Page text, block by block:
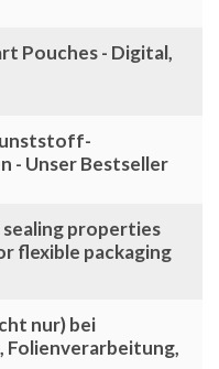
Pouches - Digital,
- Unser Bestseller
sealing properties
flexible packaging
nur) bei
Folienverarbeitung,